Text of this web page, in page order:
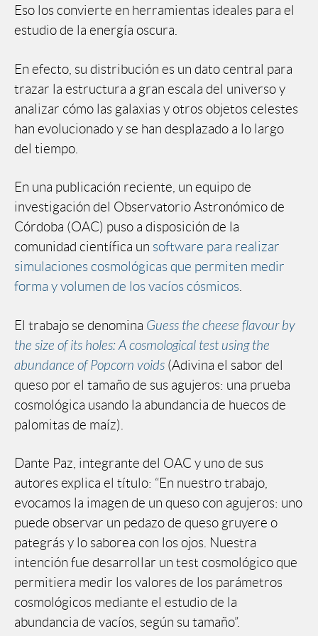
Eso los convierte en herramientas ideales para el
estudio de la energía oscura.
En efecto, su distribución es un dato central para
trazar la estructura a gran escala del universo y
analizar cómo las galaxias y otros objetos celestes
han evolucionado y se han desplazado a lo largo
del tiempo.
En una publicación reciente, un equipo de
investigación del Observatorio Astronómico de
Córdoba (OAC) puso a disposición de la
comunidad científica un software para realizar
simulaciones cosmológicas que permiten medir
forma y volumen de los vacíos cósmicos
El trabajo se denomina Guess the cheese flavour by
the size of its holes: A cosmological test using the
abundance of Popcorn voids (Adivina el sabor del
queso por el tamaño de sus agujeros: una prueba
cosmológica usando la abundancia de huecos de
palomitas de maíz).
Dante Paz, integrante del OAC y uno de sus
autores explica el título: “En nuestro trabajo,
evocamos la imagen de un queso con agujeros: uno
puede observar un pedazo de queso gruyere o
pategrás y lo saborea con los ojos. Nuestra
intención fue desarrollar un test cosmológico que
permitiera medir los valores de los parámetros
cosmológicos mediante el estudio de la
abundancia de vacíos, según su tamaño”.